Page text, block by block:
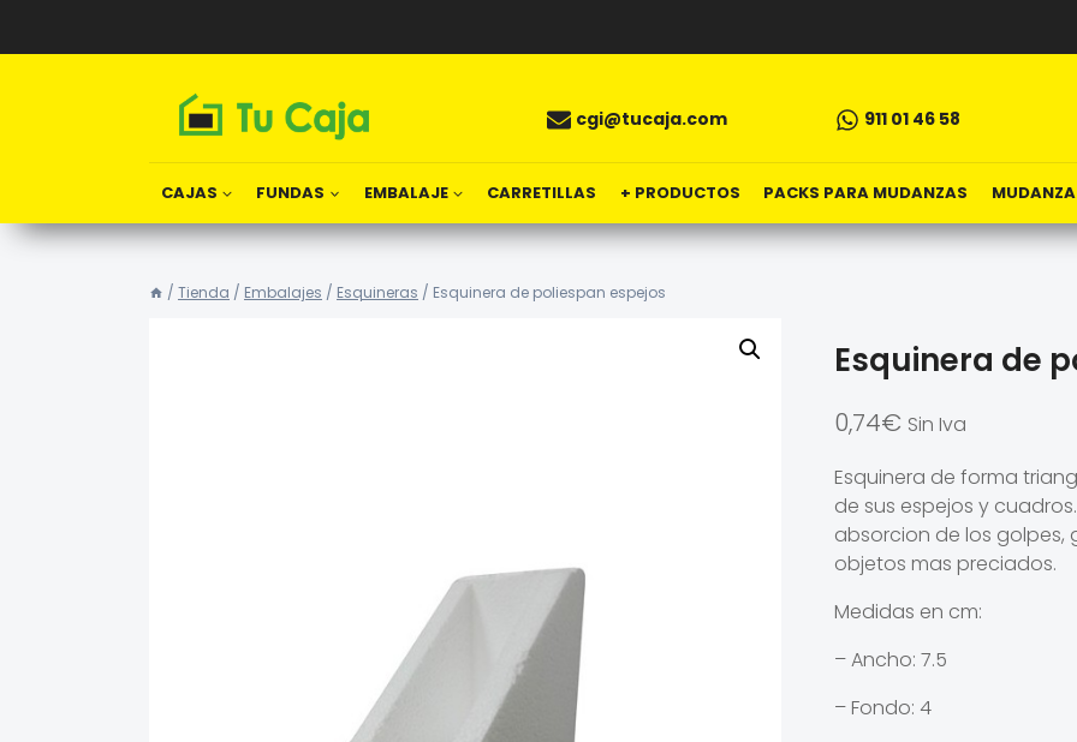
cgi@tucaja.com 911 01 46 58
CAJAS FUNDAS EMBALAJE CARRETILLAS + PRODUCTOS PACKS PARA MUDANZAS
/ Tienda / Embalajes / Esquineras / Esquinera de poliespan espejos
Esquinera de
0,74€ Sin Iva
Esquinera de forma
de sus espejos y
absorcion de los golpes,
objetos mas preciados.
Medidas en cm:
– Ancho: 7.5
– Fondo: 4